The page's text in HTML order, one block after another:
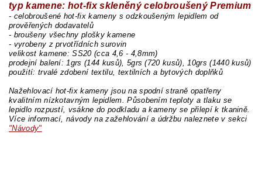
typ kamene: hot-fix skleněný celobroušený Premium
- celobroušené hot-fix kameny s odzkoušeným lepidlem od
prověřených dodavatelů
- broušeny všechny plošky kamene
- vyrobeny z prvotřídních surovin
velikost kamene: SS20 (cca 4,6 - 4,8mm)
prodejní balení: 1grs (144 kusů), 5grs (720 kusů), 10grs (1440 kusů)
použití: trvalé zdobení textilu, textilních a bytových doplňků
Nažehlovací hot-fix kameny jsou na spodní straně opatřeny
kvalitním nízkotavným lepidlem. Působením teploty a tlaku se
lepidlo rozpustí, vsákne do podkladu a kameny se přilepí k tkanině.
Více informací, návody na zažehlování a údržbu naleznete v sekci
"Návody"